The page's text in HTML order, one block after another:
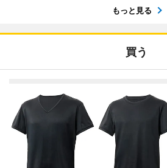
もっと見る
買う